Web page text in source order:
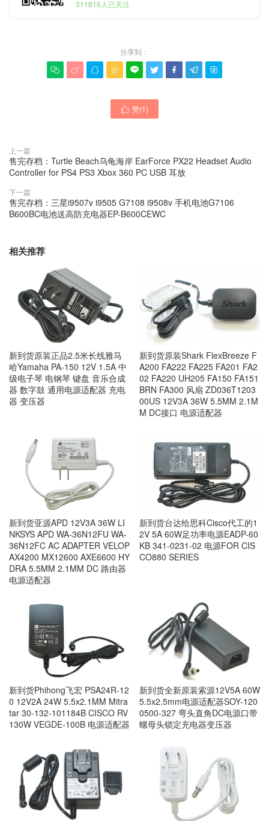
311816人已关注
分享到：
        
 赞(1)
上一篇
售完存档：Turtle Beach乌龟海岸 EarForce PX22 Headset Audio
Controller for PS4 PS3 Xbox 360 PC USB 耳放
下一篇
售完存档：三星i9507v i9505 G7108 i9508v 手机电池G7106
B600BC电池送高防充电器EP-B600CEWC
相关推荐
新到货原装正品2.5米长线雅马
哈Yamaha PA-150 12V 1.5A 中
级电子琴 电钢琴 键盘 音乐合成
器 数字鼓 通用电源适配器 充电
器 变压器
新到货原装Shark FlexBreeze F
A200 FA222 FA225 FA201 FA2
02 FA220 UH205 FA150 FA151
BRN FA300 风扇 ZD036T1203
00US 12V3A 36W 5.5MM 2.1M
M DC接口 电源适配器
新到货亚源APD 12V3A 36W LI
NKSYS APD WA-36N12FU WA-
36N12FC AC ADAPTER VELOP
AX4200 MX12600 AXE6600 HY
DRA 5.5MM 2.1MM DC 路由器
电源适配器
新到货台达给思科Cisco代工的1
2V 5A 60W足功率电源EADP-60
KB 341-0231-02 电源FOR CIS
CO880 SERIES
新到货Phihong飞宏 PSA24R-12
0 12V2A 24W 5.5x2.1MM Mitra
tar 30-132-101184B CISCO RV
130W VEGDE-100B 电源适配器
新到货全新原装索源12V5A 60W
5.5x2.5mm电源适配器SOY-120
0500-327 弯头直角DC电源口带
螺母头锁定充电器变压器